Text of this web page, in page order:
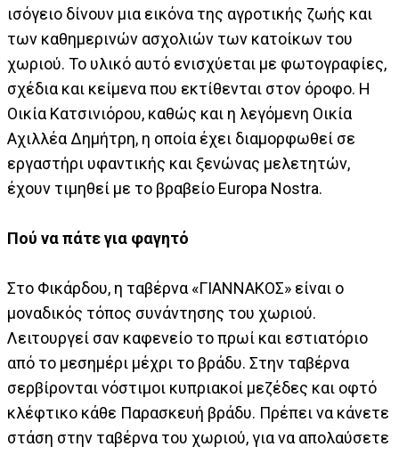
ισόγειο δίνουν μια εικόνα της αγροτικής ζωής και
των καθημερινών ασχολιών των κατοίκων του
χωριού. Το υλικό αυτό ενισχύεται με φωτογραφίες,
σχέδια και κείμενα που εκτίθενται στον όροφο. Η
Οικία Κατσινιόρου, καθώς και η λεγόμενη Οικία
Αχιλλέα Δημήτρη, η οποία έχει διαμορφωθεί σε
εργαστήρι υφαντικής και ξενώνας μελετητών,
έχουν τιμηθεί με το βραβείο Europa Nostra.
Πού να πάτε για φαγητό
Στο Φικάρδου, η ταβέρνα «ΓΙΑΝΝΑΚΟΣ» είναι ο
μοναδικός τόπος συνάντησης του χωριού.
Λειτουργεί σαν καφενείο το πρωί και εστιατόριο
από το μεσημέρι μέχρι το βράδυ. Στην ταβέρνα
σερβίρονται νόστιμοι κυπριακοί μεζέδες και οφτό
κλέφτικο κάθε Παρασκευή βράδυ. Πρέπει να κάνετε
στάση στην ταβέρνα του χωριού, για να απολαύσετε